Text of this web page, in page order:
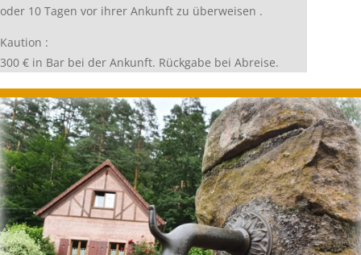
oder 10 Tagen vor ihrer Ankunft zu überweisen .
Kaution :
300 € in Bar bei der Ankunft. Rückgabe bei Abreise.